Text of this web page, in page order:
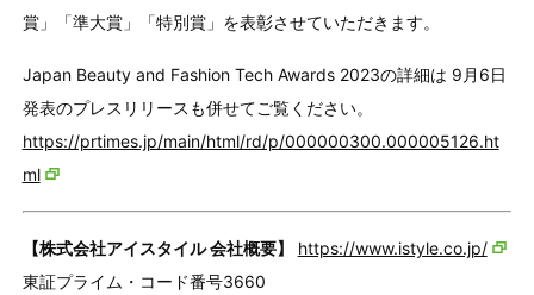
賞」「準大賞」「特別賞」を表彰させていただきます。
Japan Beauty and Fashion Tech Awards 2023の詳細は 9月6日
発表のプレスリリースも併せてご覧ください。
https://prtimes.jp/main/html/rd/p/000000300.000005126.ht
ml
【株式会社アイスタイル 会社概要】
https://www.istyle.co.jp/
東証プライム・コード番号3660